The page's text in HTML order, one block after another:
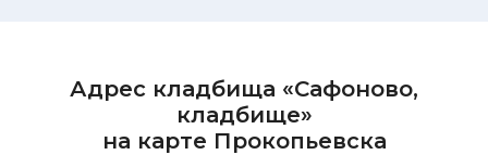
Адрес кладбища «Сафоново,
кладбище»
на карте Прокопьевска